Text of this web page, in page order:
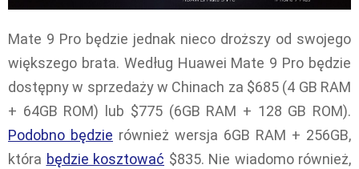
Mate 9 Pro będzie jednak nieco droższy od swojego
większego brata. Według Huawei Mate 9 Pro będzie
dostępny w sprzedaży w Chinach za $685 (4 GB RAM
+ 64GB ROM) lub $775 (6GB RAM + 128 GB ROM).
Podobno będzie również wersja 6GB RAM + 256GB,
która będzie kosztować $835. Nie wiadomo również,